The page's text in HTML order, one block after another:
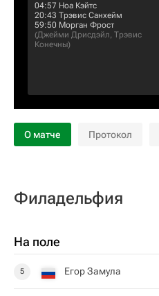
04:57 Ноа Кэйтс
20:43 Трэвис Санхейм
59:50 Морган Фрост
(Джейми Дрисдэйл, Трэвис
Конечны)
О матче Протокол
Филадельфия
На поле
5 Егор Замула